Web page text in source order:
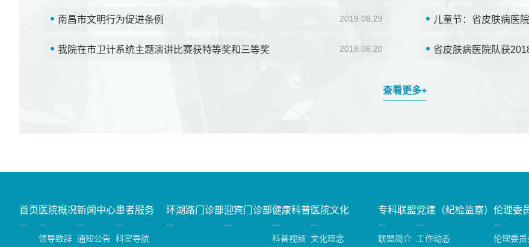
南昌市文明行为促进条例 2019.08.29 儿童节：省皮肤病医
我院在市卫计系统主题演讲比赛获特等奖和三等奖 2018.06.20 省皮肤病医院队获
查看更多+
首页 医院概况
领导致辞
新闻中心
通知公告
患者服务
科室导航
环湖路门诊部迎宾门诊部健康科普
科普视频
医院文化
文化理念
专科联盟
联盟简介
党建（纪检监察）
工作动态
伦理委
伦理委